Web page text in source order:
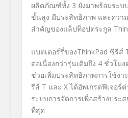
ผลิตภัณฑ์ทั้ง 3 ยังมาพร้อมระบ
ขั้นสูง มีประสิทธิภาพ และควา
สำคัญของแล็ปท็อปตระกูล
แบตเตอร์รี่ของThinkPad ซีรีส์
ต่อเนื่องกว่ารุ่นเดิมถึง 4 ชั่วโม
ช่วยเพิ่มประสิทธิภาพการใช้งา
รีส์ T และ X ได้อัพเกรดฟีเจอร์
ระบบการจัดการเพื่อสร้างประ
ที่สุด